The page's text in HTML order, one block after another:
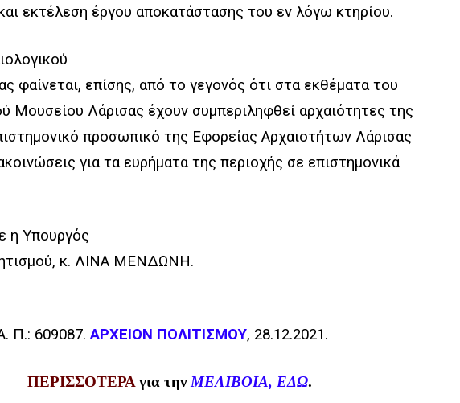
εκτέλεση έργου αποκατάστασης του εν λόγω κτηρίου.
φαίνεται, επίσης, από το γεγονός ότι στα εκθέματα του
Μουσείου Λάρισας έχουν συμπεριληφθεί αρχαιότητες της
προσωπικό της Εφορείας Αρχαιοτήτων Λάρισας
για τα ευρήματα της περιοχής σε επιστημονικά
η Υπουργός
κ. ΛΙΝΑ ΜΕΝΔΩΝΗ.
Π.: 609087.ΑΡΧΕΙΟΝ ΠΟΛΙΤΙΣΜΟΥ, 28.12.2021.
ΠΕΡΙΣΣΟΤΕΡΑ για την ΜΕΛΙΒΟΙΑ, ΕΔΩ.